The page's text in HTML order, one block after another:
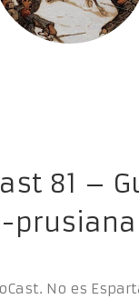
81 –
prusiana
No es